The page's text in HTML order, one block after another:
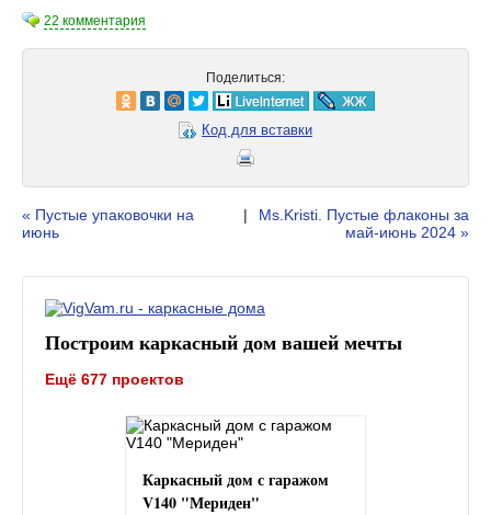
22 комментария
Поделиться:
Код для вставки
« Пустые упаковочки на
июнь
|
Ms.Kristi. Пустые флаконы за
май-июнь 2024 »
Построим каркасный дом вашей мечты
Ещё 677 проектов
Каркасный дом с гаражом
V140 "Мериден"